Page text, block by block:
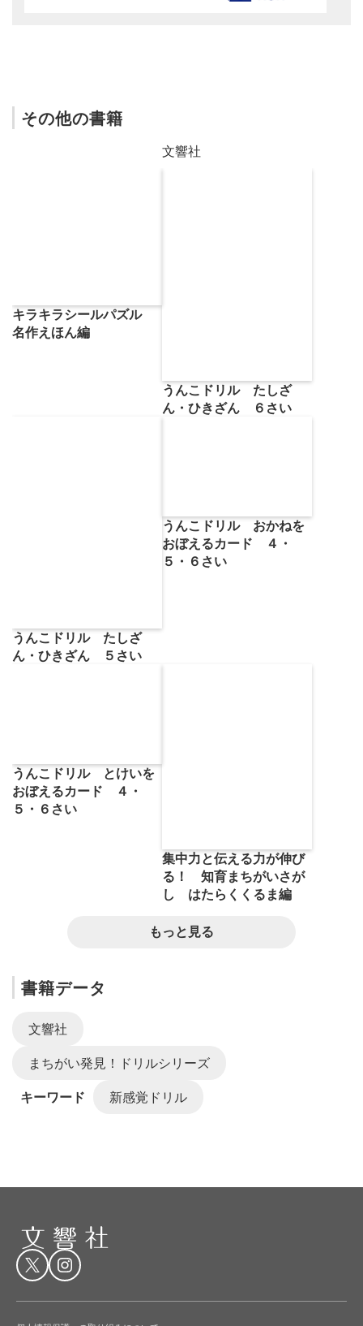
その他の書籍
文響社
キラキラシールパズル
名作えほん編
うんこドリル たしざ
ん・ひきざん ６さい
うんこドリル たしざ
ん・ひきざん ５さい
うんこドリル おかねを
おぼえるカード ４・
５・６さい
うんこドリル とけいを
おぼえるカード ４・
５・６さい
集中力と伝える力が伸び
る！ 知育まちがいさが
し はたらくくるま編
もっと見る
書籍データ
文響社
まちがい発見！ドリルシリーズ
キーワード 新感覚ドリル